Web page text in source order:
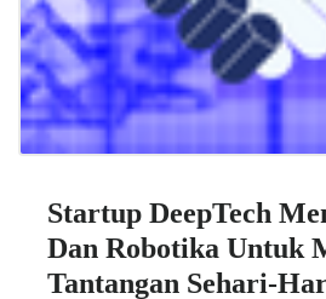
Startup DeepTech
Dan Robotika Untuk
Tantangan Sehari-